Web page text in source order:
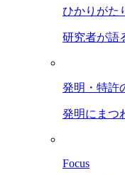
ひかりがた
研究者が語
発明・特許
発明にまつ
Focus